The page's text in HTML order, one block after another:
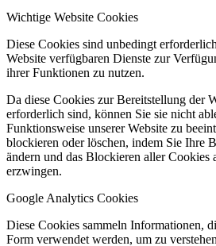
Wichtige Website Cookies
Diese Cookies sind unbedingt
Website verfügbaren Dienste zur
ihrer Funktionen zu nutzen.
Da diese Cookies zur Bereitstellung der
erforderlich sind, können Sie sie nicht
Funktionsweise unserer Website zu
blockieren oder löschen, indem Sie Ihre
ändern und das Blockieren aller Cookies
erzwingen.
Google Analytics Cookies
Diese Cookies sammeln Informationen,
Form verwendet werden, um zu